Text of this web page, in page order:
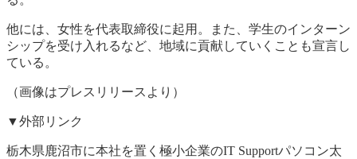
他には、女性を代表取締役に起用。また、学生のインターン
シップを受け入れるなど、地域に貢献していくことも宣言し
ている。
（画像はプレスリリースより）
▼外部リンク
栃木県鹿沼市に本社を置く極小企業のIT Supportパソコン太